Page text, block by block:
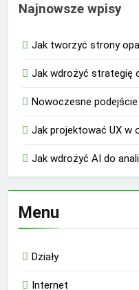
Najnowsze wpisy
Jak tworzyć strony
Jak wdrożyć strategię
Nowoczesne
Jak projektować UX w
Jak wdrożyć AI do
Menu
Działy
Internet